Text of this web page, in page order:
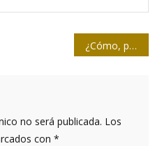
¿Cómo, por qué y para qué debemos conocer a Santiago Álvarez?
no será publicada. Los
con *